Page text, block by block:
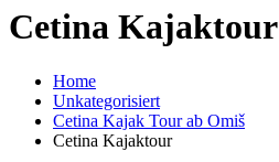
Cetina Kajaktour
Home
Unkategorisiert
Cetina Kajak Tour ab Omiš
Cetina Kajaktour